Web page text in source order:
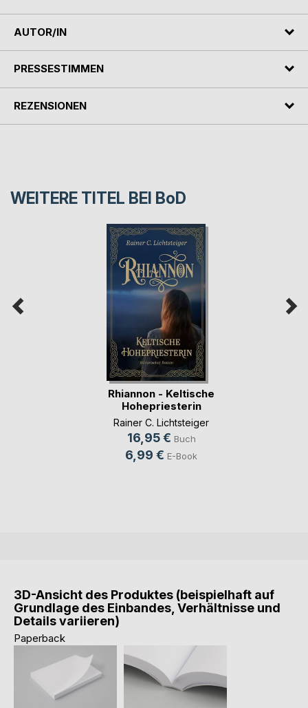
AUTOR/IN
PRESSESTIMMEN
REZENSIONEN
WEITERE TITEL BEI BoD
Rhiannon - Keltische
Hohepriesterin
Rainer C. Lichtsteiger
16,95 € Buch
6,99 € E-Book
3D-Ansicht des Produktes (beispielhaft auf
Grundlage des Einbandes, Verhältnisse und
Details variieren)
Paperback